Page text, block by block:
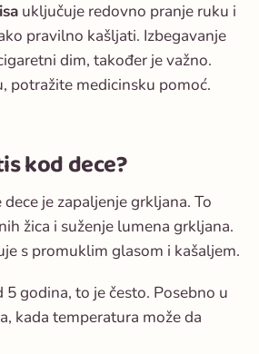
uključuje redovno pranje ruku i
pravilno kašljati. Izbegavanje
dim, također je važno.
potražite medicinsku pomoć.
kod dece?
dece je zapaljenje grkljana. To
žica i suženje lumena grkljana.
s promuklim glasom i kašaljem.
5 godina, to je često. Posebno u
kada temperatura može da